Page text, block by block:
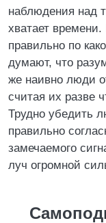
наблюдения над
хватает
правильно по
думают, что
же наивно люди
считая их разве
Трудно убедить
правильно
замечаемого
луч огромной